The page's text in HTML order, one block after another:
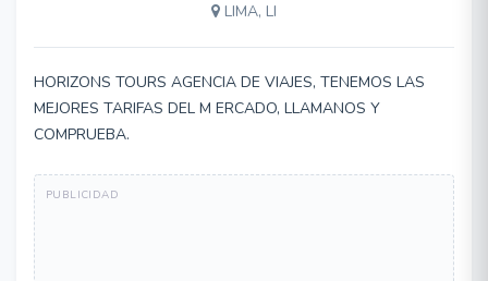
LIMA, LI
HORIZONS TOURS AGENCIA DE VIAJES, TENEMOS LAS
MEJORES TARIFAS DEL M ERCADO, LLAMANOS Y
COMPRUEBA.